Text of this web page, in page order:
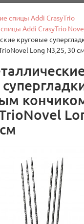
спицы Addi CrasyTrio
Addi CrasyTrio
круговые
Long N3,25, 30